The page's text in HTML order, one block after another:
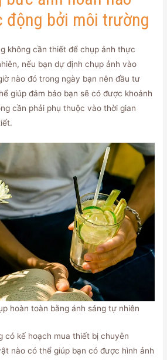
động bởi môi trường
không cần thiết để chụp ảnh thực
nếu bạn dự định chụp ảnh vào
nào đó trong ngày bạn nên đầu tư
giúp đảm bảo bạn sẽ có được khoảnh
cần phải phụ thuộc vào thời gian
hoàn toàn bằng ánh sáng tự nhiên
có kế hoạch mua thiết bị chuyên
nào có thể giúp bạn có được hình ảnh